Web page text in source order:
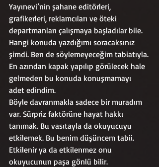
Yayınevi’nin şahane editörleri,
grafikerleri, reklamcıları ve öteki
departmanları çalışmaya başladılar bile.
Hangi konuda yazdığımı soracaksınız
şimdi. Ben de söylemeyeceğim tabiatıyla.
En azından kapak yapılıp görülecek hale
gelmeden bu konuda konuşmamayı
adet edindim.
Böyle davranmakla sadece bir muradım
var. Sürpriz faktörüne hayat hakkı
tanımak. Bu vasıtayla da okuyucuyu
etkilemek. Bu benim düşüncem tabii.
Etkilenir ya da etkilenmez onu
okuyucunun paşa gönlü bilir.